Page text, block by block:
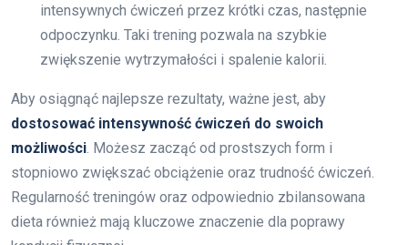
intensywnych ćwiczeń przez krótki czas, następnie
odpoczynku. Taki trening pozwala na szybkie
zwiększenie wytrzymałości i spalenie kalorii.
Aby osiągnąć najlepsze rezultaty, ważne jest, aby
dostosować intensywność ćwiczeń do swoich
możliwości . Możesz zacząć od prostszych form i
stopniowo zwiększać obciążenie oraz trudność ćwiczeń.
Regularność treningów oraz odpowiednio zbilansowana
dieta również mają kluczowe znaczenie dla poprawy